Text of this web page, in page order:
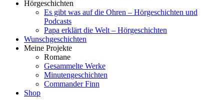
Hörgeschichten
Es gibt was auf die Ohren – Hörgeschichten und
Podcasts
Papa erklärt die Welt – Hörgeschichten
Wunschgeschichten
Meine Projekte
Romane
Gesammelte Werke
Minutengeschichten
Commander Finn
Shop